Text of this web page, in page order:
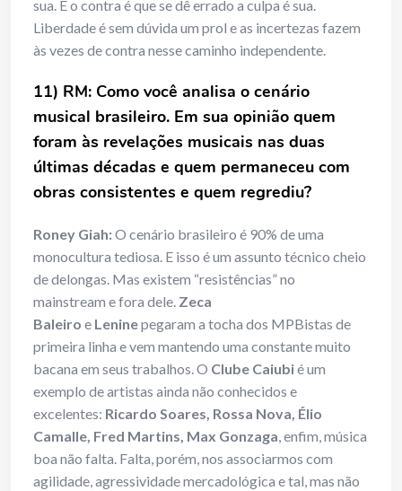
sua. É o contra é que se dê errado a culpa é sua.
Liberdade é sem dúvida um prol e as incertezas fazem
às vezes de contra nesse caminho independente.
11) RM: Como você analisa o cenário
musical brasileiro. Em sua opinião quem
foram às revelações musicais nas duas
últimas décadas e quem permaneceu com
obras consistentes e quem regrediu?
Roney Giah:O cenário brasileiro é 90% de uma
monocultura tediosa. E isso é um assunto técnico cheio
de delongas. Mas existem “resistências” no
mainstream e fora dele. Zeca
Baleiro e Leninepegaram a tocha dos MPBistas de
primeira linha e vem mantendo uma constante muito
bacana em seus trabalhos. O Clube Caiubié um
exemplo de artistas ainda não conhecidos e
excelentes: Ricardo Soares, Rossa Nova, Élio
Camalle, Fred Martins, Max Gonzaga, enfim, música
boa não falta. Falta, porém, nos associarmos com
agilidade, agressividade mercadológica e tal, mas não